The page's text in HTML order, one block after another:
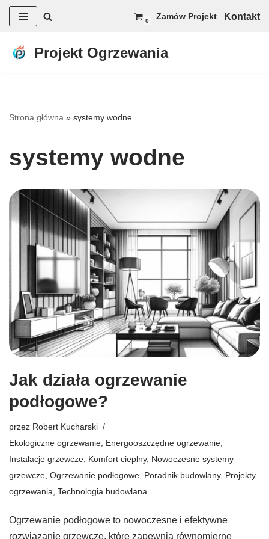
do
0 Zamów Projekt Kontakt
Projekt Ogrzewania
Strona główna » systemy wodne
systemy wodne
Jak działa ogrzewanie
podłogowe?
przez Robert Kucharski
Ekologiczne ogrzewanie Energooszczędne ogrzewanie
Instalacje grzewcze Komfort cieplny, Nowoczesne systemy
grzewcze Ogrzewanie podłogowe Poradnik budowlany, Projekty
ogrzewania Technologia budowlana
Ogrzewanie podłogowe to nowoczesne i efektywne
rozwiązanie grzewcze, które zapewnia równomierne